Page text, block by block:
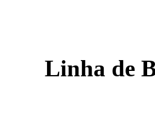
Linha de